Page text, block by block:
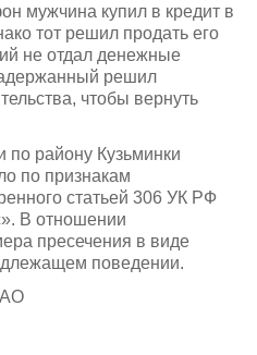
мужчина купил в кредит в
тот решил продать его
не отдал денежные
решил
чтобы вернуть
району Кузьминки
по признакам
статьей 306 УК РФ
В отношении
пресечения в виде
поведении.